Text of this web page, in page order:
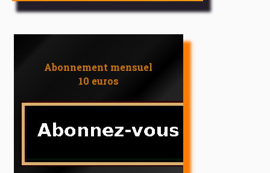
Abonnement mensuel
10 euros